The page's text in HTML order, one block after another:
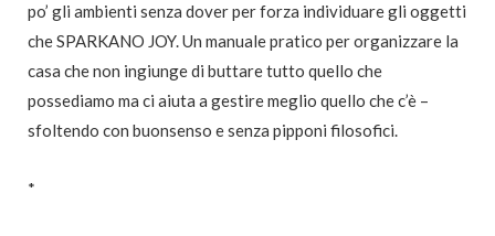
po’ gli ambienti senza dover per forza individuare gli oggetti
che SPARKANO JOY. Un manuale pratico per organizzare la
casa che non ingiunge di buttare tutto quello che
possediamo ma ci aiuta a gestire meglio quello che c’è –
sfoltendo con buonsenso e senza pipponi filosofici.
*